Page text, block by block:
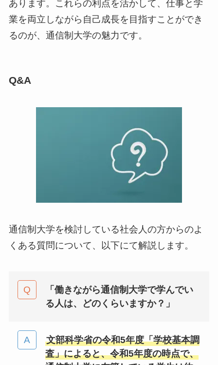
あります。これらの利点を活かして、仕事と学
業を両立しながら自己成長を目指すことができ
るのが、通信制大学の魅力です。
Q&A
通信制大学を検討している社会人の方からのよ
くある質問について、以下にて解説します。
「働きながら通信制大学で学んでい
る人は、どのくらいますか？ 」
文部科学省の令和5年度「学校基本調
査」によると、令和5年度の時点で、